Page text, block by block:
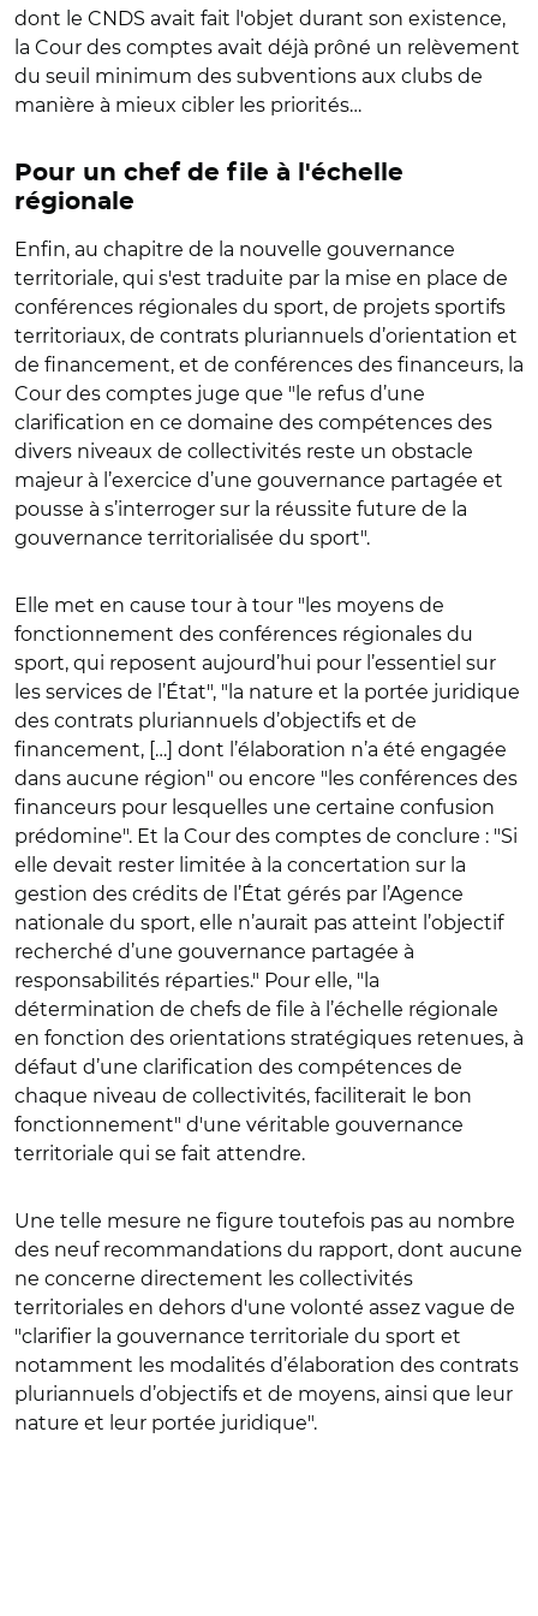
dont le CNDS avait fait l'objet durant son existence,
la Cour des comptes avait déjà prôné un relèvement
du seuil minimum des subventions aux clubs de
manière à mieux cibler les priorités…
Pour un chef de file à l'échelle
régionale
Enfin, au chapitre de la nouvelle gouvernance
territoriale, qui s'est traduite par la mise en place de
conférences régionales du sport, de projets sportifs
territoriaux, de contrats pluriannuels d’orientation et
de financement, et de conférences des financeurs, la
Cour des comptes juge que "le refus d’une
clarification en ce domaine des compétences des
divers niveaux de collectivités reste un obstacle
majeur à l’exercice d’une gouvernance partagée et
pousse à s’interroger sur la réussite future de la
gouvernance territorialisée du sport".
Elle met en cause tour à tour "les moyens de
fonctionnement des conférences régionales du
sport, qui reposent aujourd’hui pour l’essentiel sur
les services de l’État", "la nature et la portée juridique
des contrats pluriannuels d’objectifs et de
financement, […] dont l’élaboration n’a été engagée
dans aucune région" ou encore "les conférences des
financeurs pour lesquelles une certaine confusion
prédomine". Et la Cour des comptes de conclure : "Si
elle devait rester limitée à la concertation sur la
gestion des crédits de l’État gérés par l’Agence
nationale du sport, elle n’aurait pas atteint l’objectif
recherché d’une gouvernance partagée à
responsabilités réparties." Pour elle, "la
détermination de chefs de file à l’échelle régionale
en fonction des orientations stratégiques retenues, à
défaut d’une clarification des compétences de
chaque niveau de collectivités, faciliterait le bon
fonctionnement" d'une véritable gouvernance
territoriale qui se fait attendre.
Une telle mesure ne figure toutefois pas au nombre
des neuf recommandations du rapport, dont aucune
ne concerne directement les collectivités
territoriales en dehors d'une volonté assez vague de
"clarifier la gouvernance territoriale du sport et
notamment les modalités d’élaboration des contrats
pluriannuels d’objectifs et de moyens, ainsi que leur
nature et leur portée juridique".